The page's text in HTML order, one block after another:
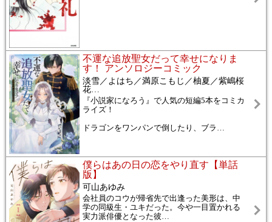
不運な追放聖女だって幸せになりま
す！ アンソロジーコミック
淡雪／よはち／満原こもじ／柚夏／紫嶋桜
花…
『小説家になろう』で人気の短編5本をコミカ
ライズ！
ドラゴンをワンパンで倒したり、ブラ …
僕らはあの日の恋をやり直す【単話
版】
可山あゆみ
会社員のコウが帰省先で出逢った美形は、中
学の同級生・ユキだった。今や一目置かれる
実力派俳優となった彼…